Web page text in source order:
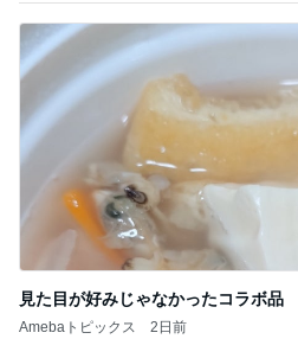
見た目が好みじゃなかったコラボ品
Amebaトピックス 2日前
記事を読む